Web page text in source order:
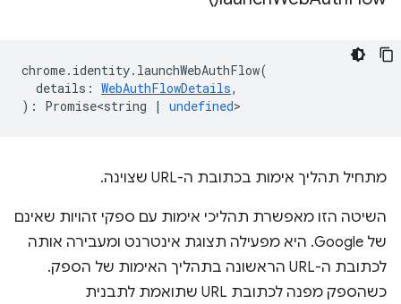
chrome. identity. launchWebAuthFlow(
details : WebAuthFlowDetails,
) : Promise<string | undefined>
מתחיל תהליך אימות בכתובת ה-URL שצוינה.
השיטה הזו מאפשרת תהליכי אימות עם ספקי זהויות שאינם
של Google. היא מפעילה תצוגת אינטרנט ומעבירה אותה
לכתובת ה-URL הראשונה בתהליך האימות של הספק.
כשהספק מפנה לכתובת URL שתואמת לתבנית